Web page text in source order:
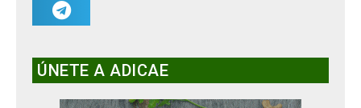
ÚNETE A ADICAE